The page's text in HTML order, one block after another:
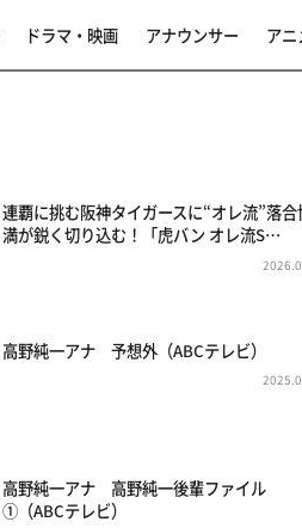
ドラマ・映画 アナウンサー アニ
連覇に挑む阪神タイガースに“オレ流”落合
満が鋭く切り込む！「虎バン オレ流S…
高野純一アナ 予想外（ABCテレビ）
高野純一アナ 高野純一後輩ファイル
①（ABCテレビ）